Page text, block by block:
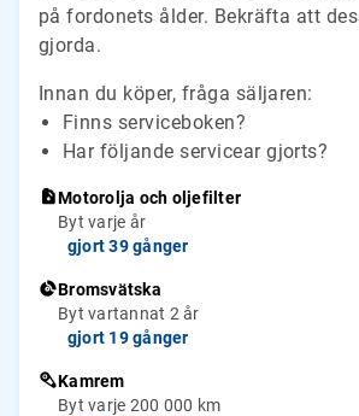
på fordonets ålder. Bekräfta att
gjorda.
Innan du köper, fråga säljaren:
Finns serviceboken?
Har följande servicear gjorts?
Motorolja och oljefilter
Byt varje år
gjort 39 gånger
Bromsvätska
Byt vartannat 2 år
gjort 19 gånger
Kamrem
Byt varje 200 000 km